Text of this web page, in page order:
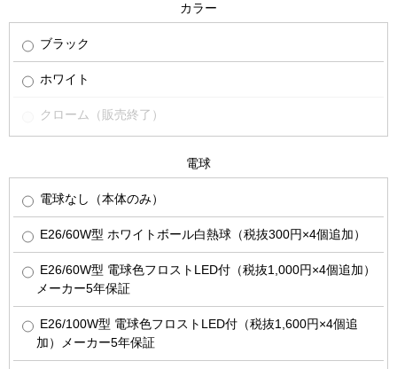
カラー
ブラック
ホワイト
クローム（販売終了）
電球
電球なし（本体のみ）
E26/60W型 ホワイトボール白熱球（税抜300円×4個追加）
E26/60W型 電球色フロストLED付（税抜1,000円×4個追加）
メーカー5年保証
E26/100W型 電球色フロストLED付（税抜1,600円×4個追
加）メーカー5年保証